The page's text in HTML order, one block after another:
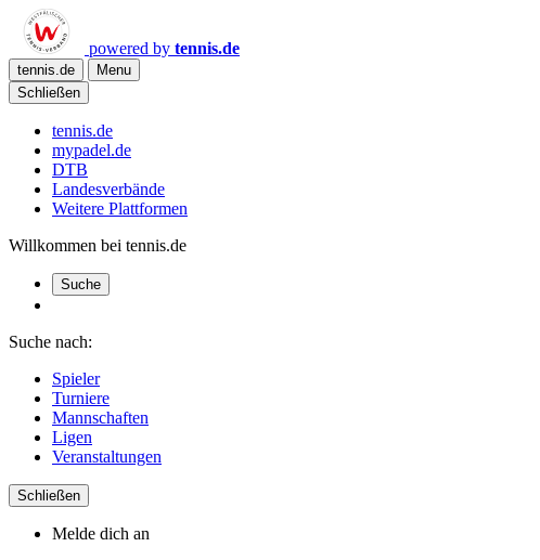
powered by tennis.de
tennis.de
Menu
Schließen
tennis.de
mypadel.de
DTB
Landesverbände
Weitere Plattformen
Willkommen bei tennis.de
Suche
Suche nach:
Spieler
Turniere
Mannschaften
Ligen
Veranstaltungen
Schließen
Melde dich an